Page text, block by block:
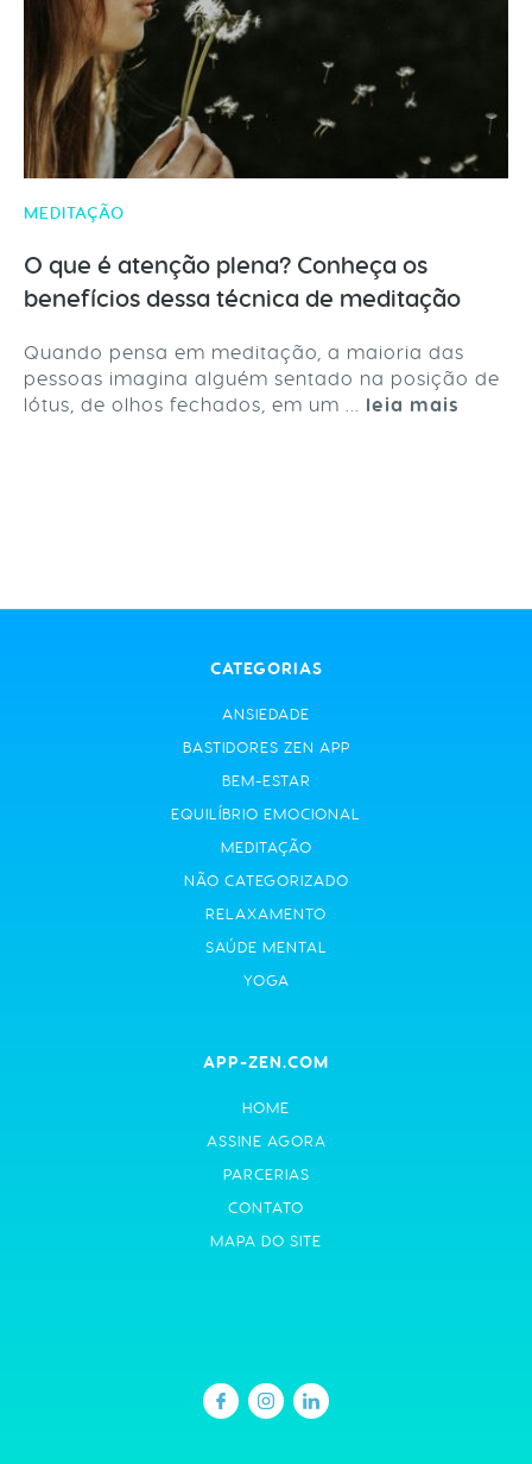
MEDITAÇÃO
O que é atenção plena? Conheça os
benefícios dessa técnica de meditação
Quando pensa em meditação, a maioria das
pessoas imagina alguém sentado na posição de
lótus, de olhos fechados, em um ... leia mais
CATEGORIAS
ANSIEDADE
BASTIDORES ZEN APP
BEM-ESTAR
EQUILÍBRIO EMOCIONAL
MEDITAÇÃO
NÃO CATEGORIZADO
RELAXAMENTO
SAÚDE MENTAL
YOGA
APP-ZEN.COM
HOME
ASSINE AGORA
PARCERIAS
CONTATO
MAPA DO SITE